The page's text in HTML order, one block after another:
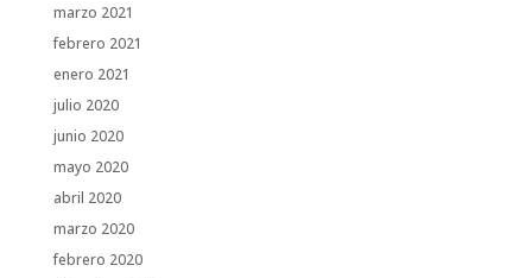
marzo 2021
febrero 2021
enero 2021
julio 2020
junio 2020
mayo 2020
abril 2020
marzo 2020
febrero 2020